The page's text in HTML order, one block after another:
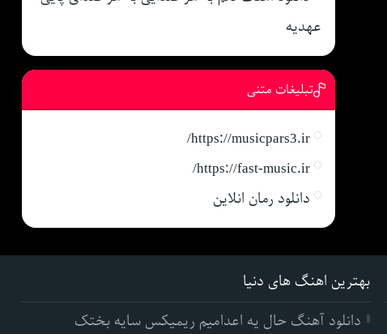
عهدیه
تبلیغات متنی
https://musicpars3.ir/
https://fast-music.ir/
دانلود رمان انلاین
بهترین اهنگ های دنیا
دانلود آهنگ حال یه اعدامیم ریمیکس سایه بختک